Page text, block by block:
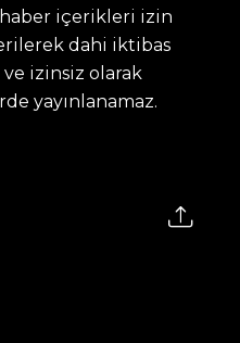
içerikleri izin
dahi iktibas
ve izinsiz olarak
yayınlanamaz.